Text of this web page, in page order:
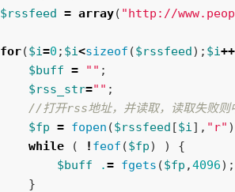
$rssfeed = array( "http://
for($i=0 ; $i<sizeof ($rssfeed); $i++
$buff = "" ;
$rss_str="" ;
//打开rss地址，并读取，读取失败则
$fp = fopen ($rssfeed [$i], "r" )
while
( ! feof ($fp) )
{
$buff
.= fgets ($fp ,4096);
}